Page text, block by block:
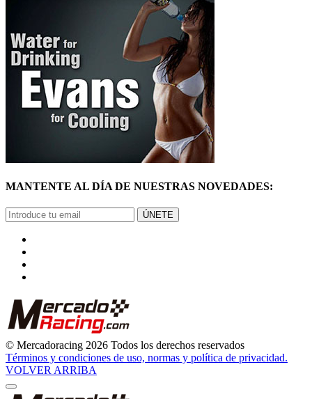
© Mercadoracing 2026 Todos los derechos reservados
Términos y condiciones de uso, normas y política de privacidad.
VOLVER ARRIBA